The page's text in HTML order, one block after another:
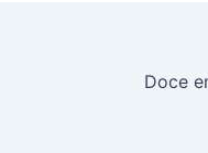
Doce